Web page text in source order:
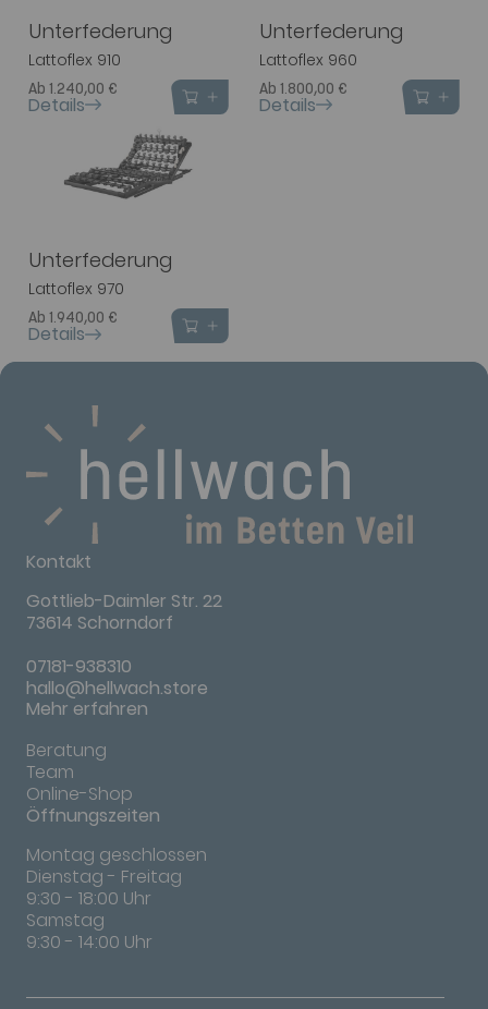
Unterfederung
Lattoflex 910
Ab 1.240,00 €
Details
Unterfederung
Lattoflex 960
Ab 1.800,00 €
Details
Unterfederung
Lattoflex 970
Ab 1.940,00 €
Details
Kontakt
Gottlieb-Daimler Str. 22
73614 Schorndorf
07181-938310
hallo@hellwach.store
Mehr erfahren
Beratung
Team
Online-Shop
Öffnungszeiten
Montag geschlossen
Dienstag - Freitag
9:30 - 18:00 Uhr
Samstag
9:30 - 14:00 Uhr